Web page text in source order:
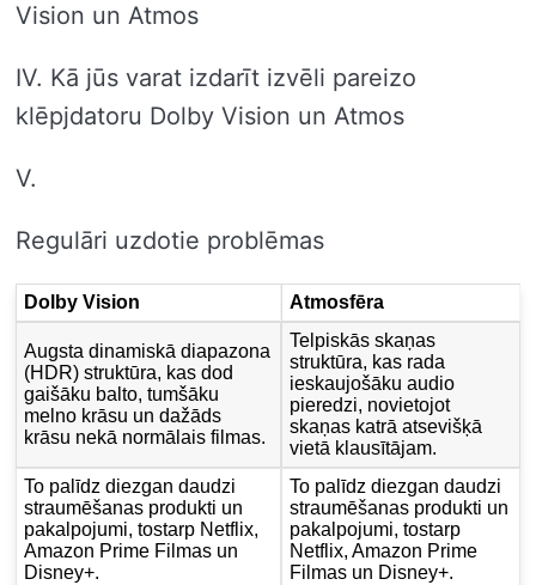
Vision un Atmos
IV. Kā jūs varat izdarīt izvēli pareizo
klēpjdatoru Dolby Vision un Atmos
V.
Regulāri uzdotie problēmas
Dolby Vision Atmosfēra
Augsta dinamiskā diapazona
(HDR) struktūra, kas dod
gaišāku balto, tumšāku
melno krāsu un dažāds
krāsu nekā normālais filmas.
Telpiskās skaņas
struktūra, kas rada
ieskaujošāku audio
pieredzi, novietojot
skaņas katrā atsevišķā
vietā klausītājam.
To palīdz diezgan daudzi
straumēšanas produkti un
pakalpojumi, tostarp Netflix,
Amazon Prime Filmas un
Disney+.
To palīdz diezgan daudzi
straumēšanas produkti un
pakalpojumi, tostarp
Netflix, Amazon Prime
Filmas un Disney+.